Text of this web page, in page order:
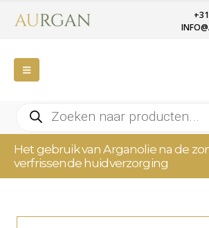
Producten
zoeken
Het gebruik van Arganolie na de
verfrissende huidverzorging